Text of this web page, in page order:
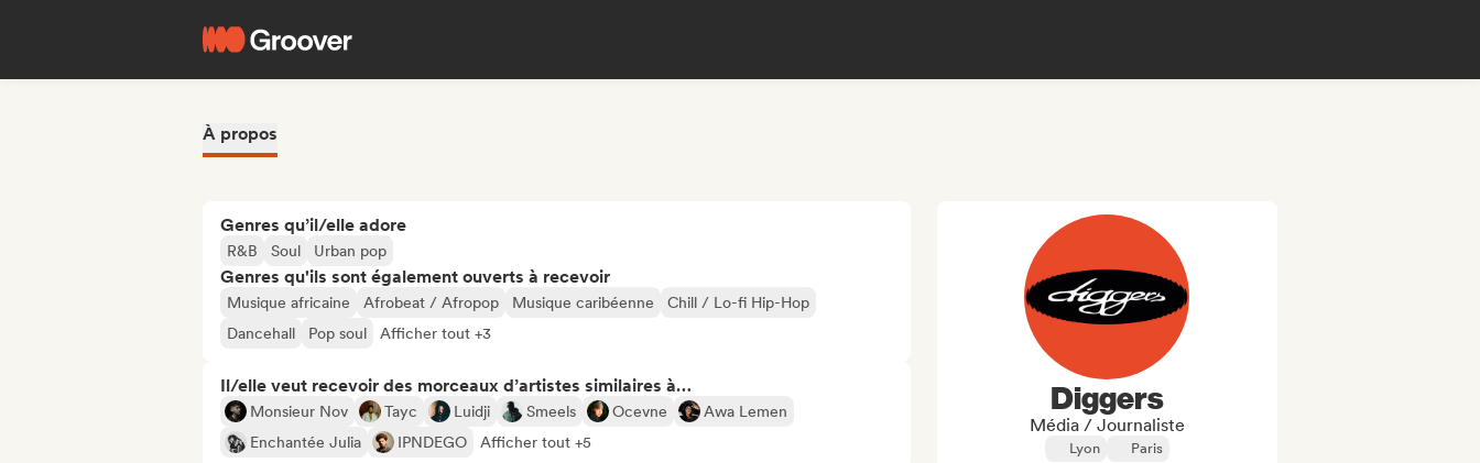
À propos
Genres qu’il/elle adore
R&B Soul Urban pop
Genres qu'ils sont également ouverts à recevoir
Musique africaine Afrobeat / Afropop Musique caribéenne
Chill / Lo-fi Hip-Hop
Dancehall
Pop soul Afficher tout +3
Il/elle veut recevoir des morceaux d’artistes similaires à…
Monsieur Nov Tayc Luidji Smeels Ocevne
Awa Lemen
Enchantée Julia
IPNDEGO Afficher tout +5
Diggers
Média / Journaliste
Lyon Paris